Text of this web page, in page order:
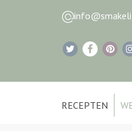
RECEPTEN